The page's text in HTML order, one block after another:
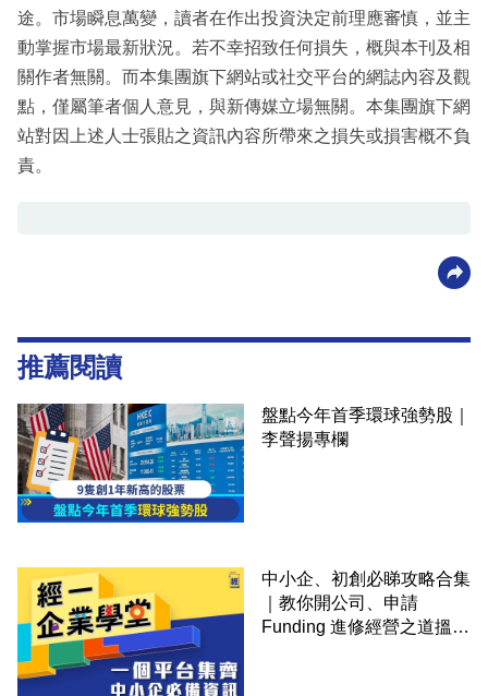
途。市場瞬息萬變，讀者在作出投資決定前理應審慎，並主
動掌握市場最新狀況。若不幸招致任何損失，概與本刊及相
關作者無關。而本集團旗下網站或社交平台的網誌內容及觀
點，僅屬筆者個人意見，與新傳媒立場無關。本集團旗下網
站對因上述人士張貼之資訊內容所帶來之損失或損害概不負
責。
推薦閱讀
盤點今年首季環球強勢股｜
李聲揚專欄
中小企、初創必睇攻略合集
｜教你開公司、申請
Funding 進修經營之道搵大